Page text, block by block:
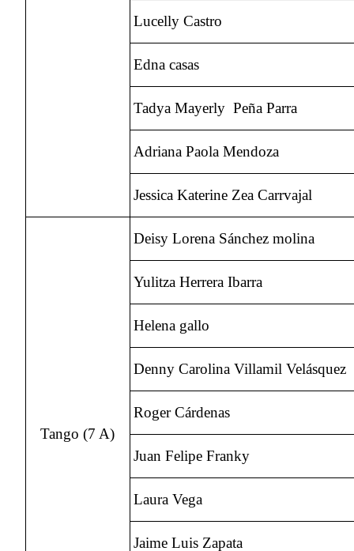
Lucelly Castro
Edna casas
Tadya Mayerly Peña Parra
Adriana Paola Mendoza
Jessica Katerine Zea Carrvajal
Tango (7 A)
Deisy Lorena Sánchez molina
Yulitza Herrera Ibarra
Helena gallo
Denny Carolina Villamil Velásquez
Roger Cárdenas
Juan Felipe Franky
Laura Vega
Jaime Luis Zapata